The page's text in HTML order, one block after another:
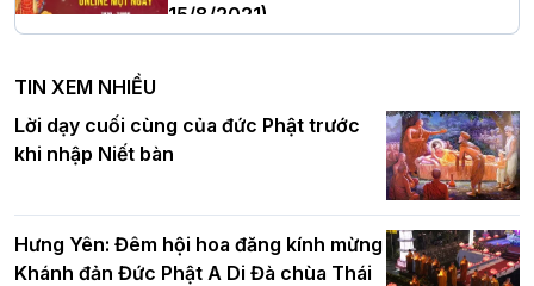
Hà Nội: Tăng Ni Trường hạ Bồ Đề trang
nghiêm tác pháp Tiền an cư PL.2570 –
DL.2026
chúc mừng Phật đản BTS GHPGVN TP.
Hà Nội
15/8/2021)
Ban Hoằng pháp TƯ tổ chức Khóa tu
Báo hiếu Online một ngày (Sáng
15/8/2021)
TIN XEM NHIỀU
Lời dạy cuối cùng của đức Phật trước
khi nhập Niết bàn
Hưng Yên: Đêm hội hoa đăng kính mừng
Khánh đản Đức Phật A Di Đà chùa Thái